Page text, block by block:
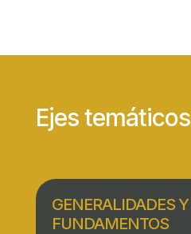
Ejes temáticos
GENERALIDADES Y
FUNDAMENTOS